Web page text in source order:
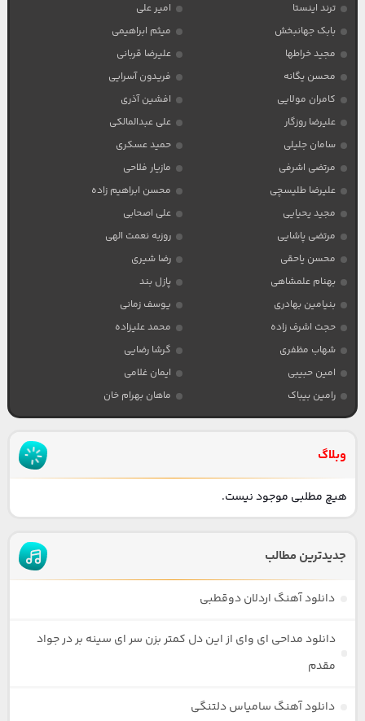
ترند اینستا
امیر علی
بابک جهانبخش
میثم ابراهیمی
مجید خراطها
علیرضا قربانی
محسن یگانه
فریدون آسرایی
کامران مولایی
افشین آذری
علیرضا روزگار
علی عبدالمالکی
سامان جلیلی
حمید عسکری
مرتضی اشرفی
مازیار فلاحی
علیرضا طلیسچی
محسن ابراهیم زاده
مجید یحیایی
علی اصحابی
مرتضی پاشایی
روزبه نعمت الهی
محسن یاحقی
رضا شیری
بهنام علمشاهی
پازل بند
بنیامین بهادری
یوسف زمانی
حجت اشرف زاده
محمد علیزاده
شهاب مظفری
گرشا رضایی
امین حبیبی
ایمان غلامی
رامین بیباک
ماهان بهرام خان
وبلاگ
هیچ مطلبی موجود نیست.
جدیدترین مطالب
دانلود آهنگ اردلان دوقطبی
دانلود مداحی ای وای از این دل کمتر بزن سر ای سینه بر در جواد
مقدم
دانلود آهنگ سامیاس دلتنگی